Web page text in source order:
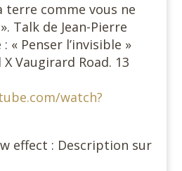
comme vous ne
Talk de Jean-Pierre
« Penser l’invisible »
Vaugirard Road. 13
watch?
: Description sur